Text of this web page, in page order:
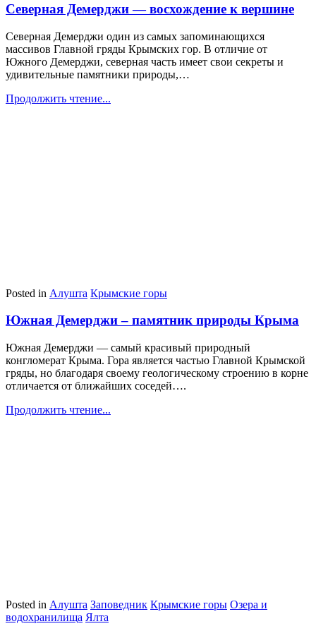
Северная Демерджи — восхождение к вершине
Северная Демерджи один из самых запоминающихся
массивов Главной гряды Крымских гор. В отличие от
Южного Демерджи, северная часть имеет свои секреты и
удивительные памятники природы,…
Продолжить чтение...
Posted in Алушта Крымские горы
Южная Демерджи – памятник природы Крыма
Южная Демерджи — самый красивый природный
конгломерат Крыма. Гора является частью Главной Крымской
гряды, но благодаря своему геологическому строению в корне
отличается от ближайших соседей….
Продолжить чтение...
Posted in Алушта Заповедник Крымские горы Озера и
водохранилища Ялта